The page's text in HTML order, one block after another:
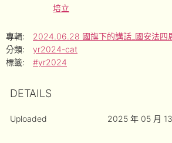
培立
專輯:
2024.06.28 國旗下的講話_國安法四
分類:
yr2024-cat
標籤:
#yr2024
DETAILS
Uploaded 2025 年 05 月